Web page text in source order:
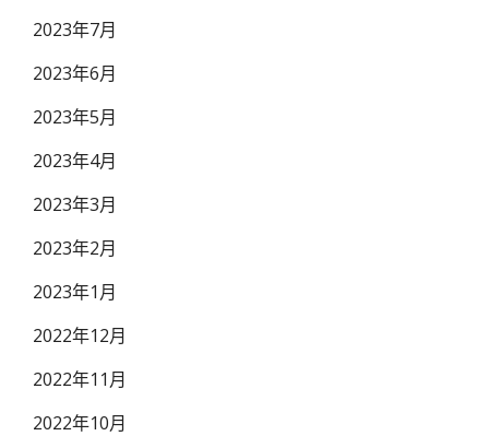
2023年7月
2023年6月
2023年5月
2023年4月
2023年3月
2023年2月
2023年1月
2022年12月
2022年11月
2022年10月